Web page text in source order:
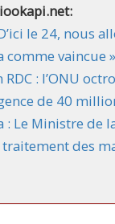
le 24, nous
comme vaincue »
: l’ONU
de 40
: Le Ministre de
des